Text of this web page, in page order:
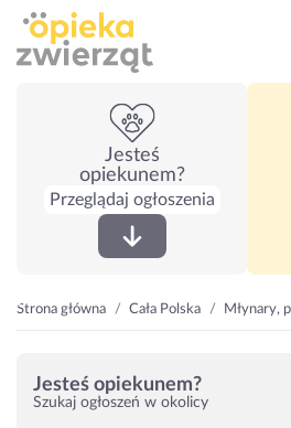
Jesteś
opiekunem?
Przeglądaj ogłoszenia
Strona główna Cała Polska Młynary,
Jesteś opiekunem?
Szukaj ogłoszeń w okolicy